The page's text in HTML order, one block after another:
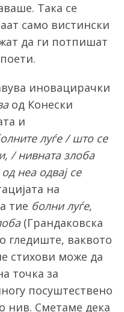
Така се
само вистински
да ги потпишат
иновацирачки
од Конески
и
луѓе / што се
/ нивната злоба
неа одвај се
на
тие болни луѓе,
(Грандаковска
гледиште, ваквото
стихови може да
точка за
посуштествено
нив. Сметаме дека